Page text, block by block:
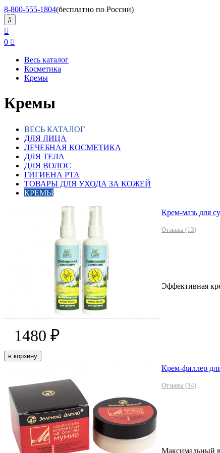
8-800-555-1804(бесплатно по России)
0
Весь каталог
Косметика
Кремы
Кремы
ВЕСЬ КАТАЛОГ
ДЛЯ ЛИЦА
ЛЕЧЕБНАЯ КОСМЕТИКА
ДЛЯ ТЕЛА
ДЛЯ ВОЛОС
ГИГИЕНА РТА
ТОВАРЫ ДЛЯ УХОДА ЗА КОЖЕЙ
КРЕМЫ
Крем-мазь для
Отзывы (13)
Эффективная
1480 ₽
в корзину
Крем-филлер
Отзывы (34)
Максимальный